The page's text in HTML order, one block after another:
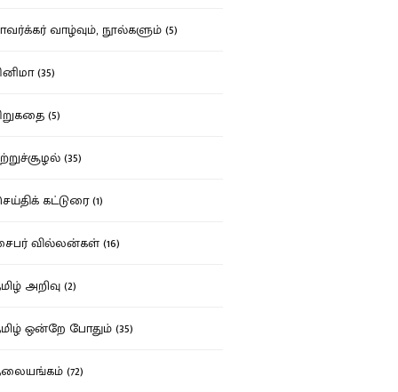
வாழ்வும், நூல்களும் (5)
(35)
(5)
(35)
கட்டுரை (1)
வில்லன்கள் (16)
அறிவு (2)
ஒன்றே போதும் (35)
(72)